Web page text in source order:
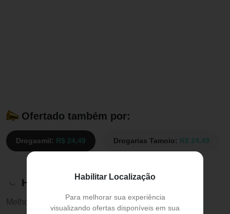
Habilitar Localização
Para melhorar sua experiência
visualizando ofertas disponíveis em sua
Ofertado também por:
Drogasmil: R$ 24,49 Drogarias Tamoio: R$ 24,49
Histórico de preços
Melhor preço: R$ 24,49